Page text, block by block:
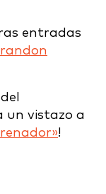
entradas
un vistazo a
!